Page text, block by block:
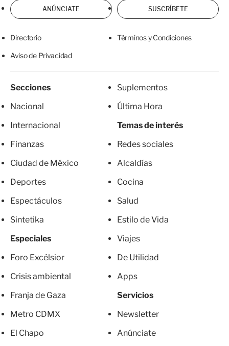
ANÚNCIATE SUSCRÍBETE
Directorio Términos y Condiciones
Aviso de Privacidad
Secciones
Nacional
Internacional
Finanzas
Ciudad de México
Deportes
Espectáculos
Sintetika
Especiales
Foro Excélsior
Crisis ambiental
Franja de Gaza
Metro CDMX
El Chapo
Suplementos
Última Hora
Temas de interés
Redes sociales
Alcaldías
Cocina
Salud
Estilo de Vida
Viajes
De Utilidad
Apps
Servicios
Newsletter
Anúnciate